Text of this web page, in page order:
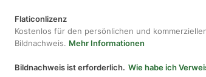
Flaticonlizenz
Kostenlos für den persönlichen und
Bildnachweis. Mehr Informationen
Bildnachweis ist erforderlich. Wie habe ich